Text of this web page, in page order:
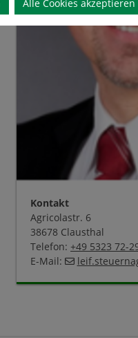
Kontakt
Agricolastr. 6
38678 Clausthal
Telefon: +49 5323 72-
E-Mail:
Alle Cookies akzeptieren